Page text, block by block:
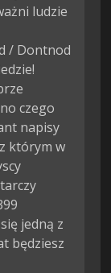
ludzie
/ Dontnod
czego
napisy
którym w
jedną z
będziesz